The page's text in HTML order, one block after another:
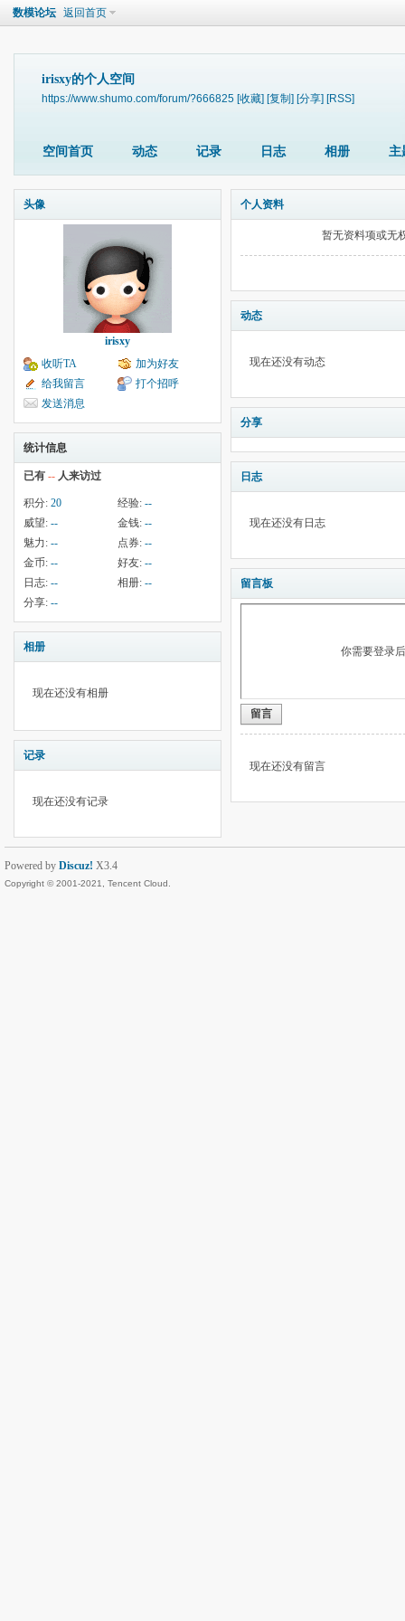
数模论坛 返回首页
irisxy的个人空间
https://www.shumo.com/forum/?666825 [收藏] [复制] [分享] [RSS]
空间首页 动态 记录 日志 相册 主
头像
irisxy
收听TA
加为好友
给我留言
打个招呼
发送消息
统计信息
已有 -- 人来访过
积分: 20 经验: --
威望: -- 金钱: --
魅力: -- 点券: --
金币: -- 好友: --
日志: -- 相册: --
分享: --
相册
现在还没有相册
记录
现在还没有记录
个人资料
暂无资料项或无
动态
现在还没有动态
分享
日志
现在还没有日志
留言板
你需要登录
留言
现在还没有留言
Powered by Discuz! X3.4
Copyright © 2001-2021, Tencent Cloud.